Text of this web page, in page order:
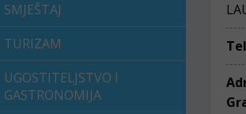
SMJEŠTAJ
TURIZAM
UGOSTITELJSTVO I
GASTRONOMIJA